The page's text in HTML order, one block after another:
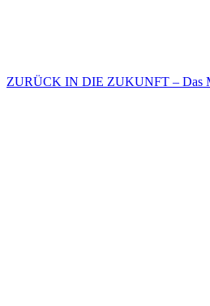
ZURÜCK IN DIE ZUKUNFT – Das